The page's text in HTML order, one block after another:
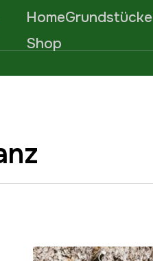
HomeGrundstücke
Shop